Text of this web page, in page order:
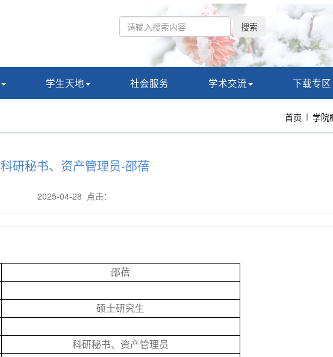
搜索
学生天地 社会服务 学术交流 下载专区
首页 学院
科研秘书、资产管理员-邵蓓
2025-04-28 点击：
邵蓓
硕士研究生
科研秘书、资产管理员